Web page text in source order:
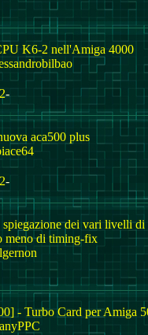
K6-2 nell'Amiga 4000
2-
aca500 plus
2-
spiegazione dei vari livelli
meno di timing-fix
- Turbo Card per Amiga